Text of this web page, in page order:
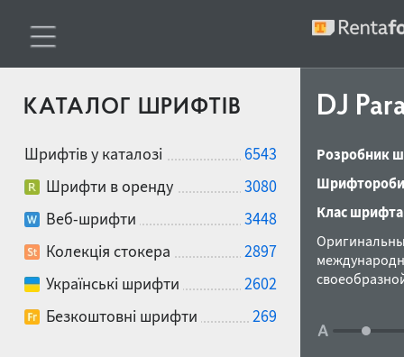
КАТАЛОГ ШРИФТІВ
Шрифтів у каталозі
6543
Шрифти в оренду
3080
Веб-шрифти
3448
Колекція стокера
2897
Українські шрифти
2602
Безкоштовні шрифти
269
DJ
Розробник
Клас